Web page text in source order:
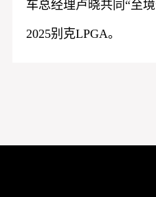
车总经理卢晓共同“至
2025别克LPGA。